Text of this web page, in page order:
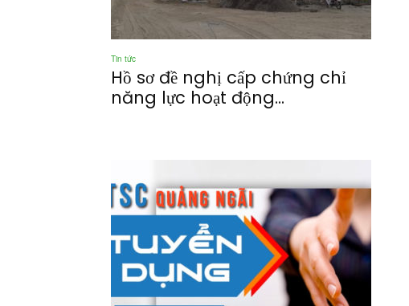
Tin tức
Hồ sơ đề nghị cấp chứng chỉ
năng lực hoạt động...